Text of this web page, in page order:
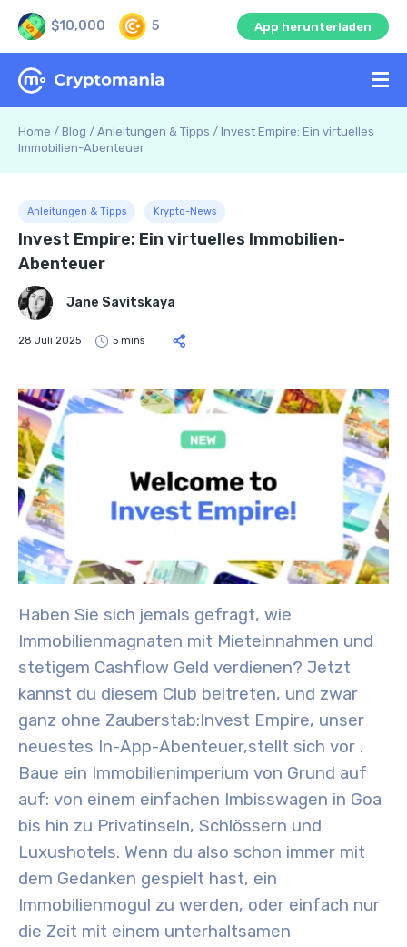
$10,000 5 App herunterladen
Home / Blog / Anleitungen & Tipps / Invest Empire: Ein virtuelles
Immobilien-Abenteuer
Anleitungen & Tipps Krypto-News
Invest Empire: Ein virtuelles Immobilien-
Abenteuer
Jane Savitskaya
28 Juli 2025 5 mins
Haben Sie sich jemals gefragt, wie
Immobilienmagnaten mit Mieteinnahmen und
stetigem Cashflow Geld verdienen? Jetzt
kannst du diesem Club beitreten, und zwar
ganz ohne Zauberstab:Invest Empire, unser
neuestes In-App-Abenteuer,stellt sich vor .
Baue ein Immobilienimperium von Grund auf
auf: von einem einfachen Imbisswagen in Goa
bis hin zu Privatinseln, Schlössern und
Luxushotels. Wenn du also schon immer mit
dem Gedanken gespielt hast, ein
Immobilienmogul zu werden, oder einfach nur
die Zeit mit einem unterhaltsamen